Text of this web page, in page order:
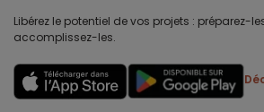
Libérez le potentiel de vos projets : préparez-
accomplissez-les.